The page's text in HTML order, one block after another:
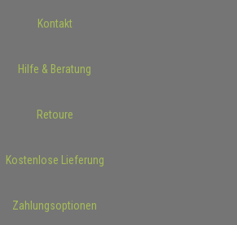
Kontakt
Hilfe & Beratung
Retoure
Kostenlose Lieferung
Zahlungsoptionen